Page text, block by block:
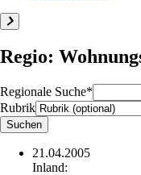
Regio:
Regionale Suche*
Rubrik
21.04.2005
Inland: